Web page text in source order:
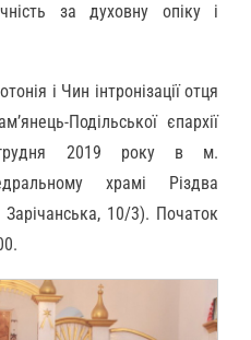
за духовну опіку і
і Чин інтронізації отця
Подільської єпархії
2019 року в м.
храмі Різдва
Зарічанська, 10/3). Початок